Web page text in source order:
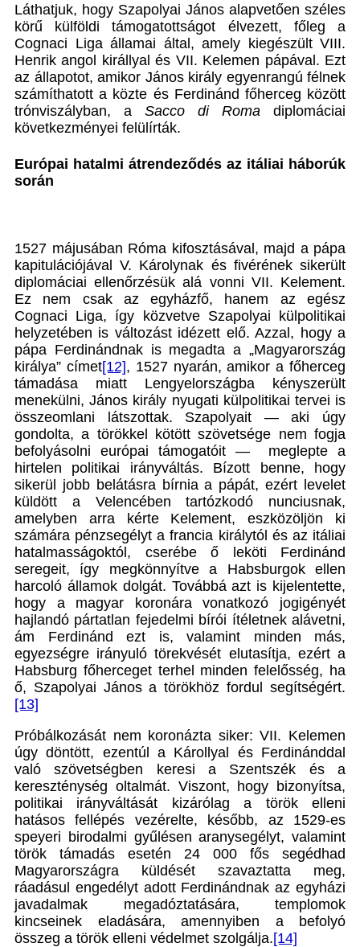
Láthatjuk, hogy Szapolyai János alapvetően széles
körű külföldi támogatottságot élvezett, főleg a
Cognaci Liga államai által, amely kiegészült VIII.
Henrik angol királlyal és VII. Kelemen pápával. Ezt
az állapotot, amikor János király egyenrangú félnek
számíthatott a közte és Ferdinánd főherceg között
trónviszályban, a Sacco di Roma diplomáciai
következményei felülírták.
Európai hatalmi átrendeződés az itáliai háborúk
során
1527 májusában Róma kifosztásával, majd a pápa
kapitulációjával V. Károlynak és fivérének sikerült
diplomáciai ellenőrzésük alá vonni VII. Kelement.
Ez nem csak az egyházfő, hanem az egész
Cognaci Liga, így közvetve Szapolyai külpolitikai
helyzetében is változást idézett elő. Azzal, hogy a
pápa Ferdinándnak is megadta a „Magyarország
királya” címet[12], 1527 nyarán, amikor a főherceg
támadása miatt Lengyelországba kényszerült
menekülni, János király nyugati külpolitikai tervei is
összeomlani látszottak. Szapolyait — aki úgy
gondolta, a törökkel kötött szövetsége nem fogja
befolyásolni európai támogatóit — meglepte a
hirtelen politikai irányváltás. Bízott benne, hogy
sikerül jobb belátásra bírnia a pápát, ezért levelet
küldött a Velencében tartózkodó nunciusnak,
amelyben arra kérte Kelement, eszközöljön ki
számára pénzsegélyt a francia királytól és az itáliai
hatalmasságoktól, cserébe ő leköti Ferdinánd
seregeit, így megkönnyítve a Habsburgok ellen
harcoló államok dolgát. Továbbá azt is kijelentette,
hogy a magyar koronára vonatkozó jogigényét
hajlandó pártatlan fejedelmi bírói ítéletnek alávetni,
ám Ferdinánd ezt is, valamint minden más,
egyezségre irányuló törekvését elutasítja, ezért a
Habsburg főherceget terhel minden felelősség, ha
ő, Szapolyai János a törökhöz fordul segítségért.
[13]
Próbálkozását nem koronázta siker: VII. Kelemen
úgy döntött, ezentúl a Károllyal és Ferdinánddal
való szövetségben keresi a Szentszék és a
kereszténység oltalmát. Viszont, hogy bizonyítsa,
politikai irányváltását kizárólag a török elleni
hatásos fellépés vezérelte, később, az 1529-es
speyeri birodalmi gyűlésen aranysegélyt, valamint
török támadás esetén 24 000 fős segédhad
Magyarországra küldését szavaztatta meg,
ráadásul engedélyt adott Ferdinándnak az egyházi
javadalmak megadóztatására, templomok
kincseinek eladására, amennyiben a befolyó
összeg a török elleni védelmet szolgálja.[14]